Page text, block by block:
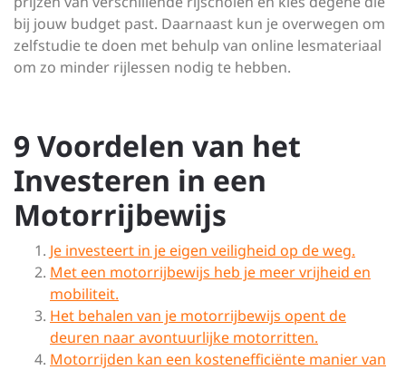
bij jouw budget past. Daarnaast kun je overwegen om
zelfstudie te doen met behulp van online lesmateriaal
om zo minder rijlessen nodig te hebben.
9 Voordelen van het
Investeren in een
Motorrijbewijs
Je investeert in je eigen veiligheid op de weg.
Met een motorrijbewijs heb je meer vrijheid en
mobiliteit.
Het behalen van je motorrijbewijs opent de
deuren naar avontuurlijke motorritten.
Motorrijden kan een kostenefficiënte manier van